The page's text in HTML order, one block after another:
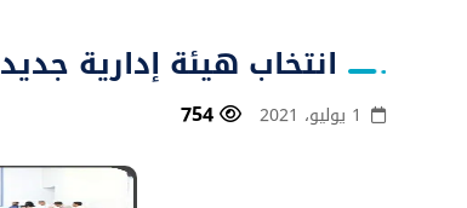
انتخاب هيئة إدارية
1 يوليو، 2021 754